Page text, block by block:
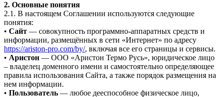
2. Основные понятия
2.1. В настоящем Соглашении используются следующие
понятия:
• Сайт — совокупность программно-аппаратных средств и
информации, размещённых в сети «Интернет» по адресу
https://ariston-pro.com/by/, включая все его страницы и сервисы.
• Аристон — ООО «Аристон Термо Русь», юридическое лицо
– владелец доменного имени и самостоятельно определяющее
правила использования Сайта, а также порядок размещения на
нем информации.
• Пользователь — любое дееспособное физическое лицо,